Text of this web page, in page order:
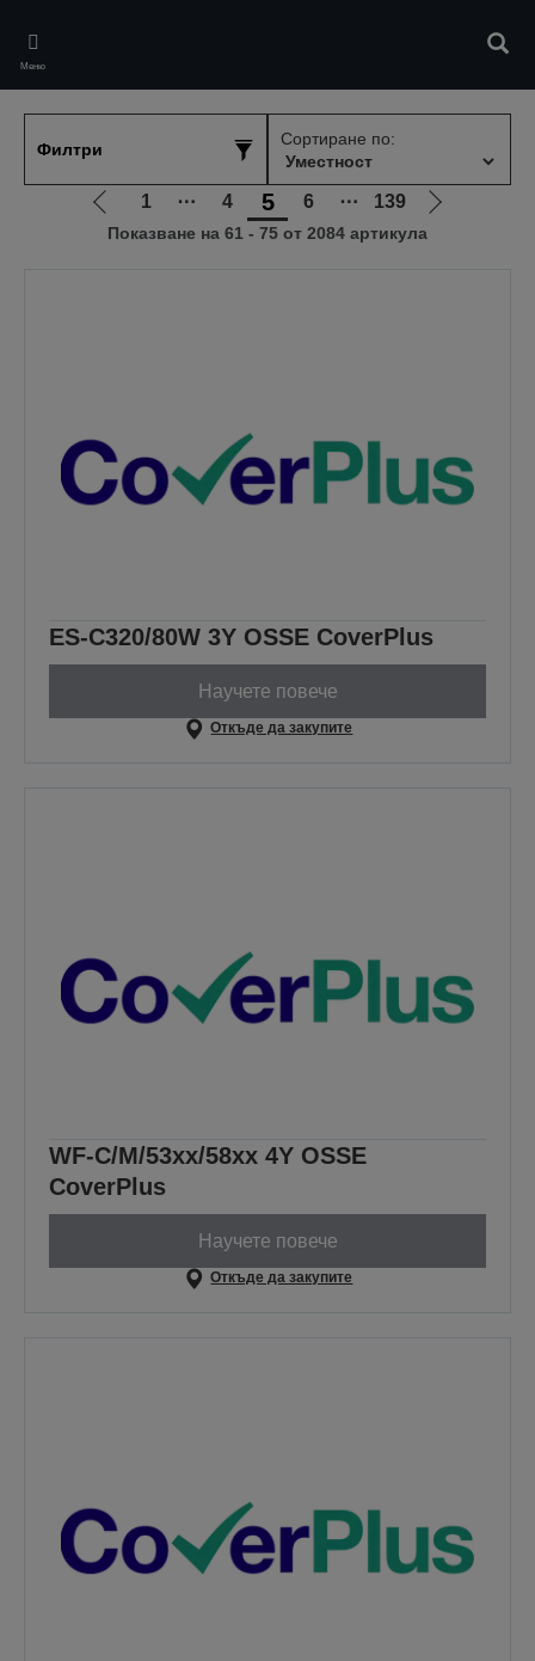
main
content
Меню
Филтри
Сортиране по:
Отиди
на
1 ⋯ 4 5 6 ⋯ 139
Отиди
Показване на 61 - 75 от 2084 артикула
ES-C320/80W 3Y OSSE CoverPlus
Научете повече
Откъде да закупите
WF-C/M/53xx/58xx 4Y OSSE
CoverPlus
Научете повече
Откъде да закупите